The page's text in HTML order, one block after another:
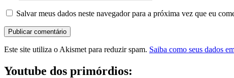
Salvar meus dados neste navegador para a próxima vez que eu
Este site utiliza o Akismet para reduzir spam. Saiba como seus dados
Youtube dos primórdios: